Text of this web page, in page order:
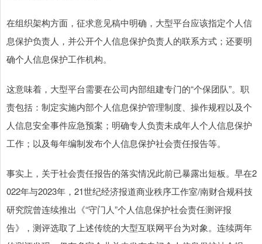
在组织架构方面，征求意见稿中明确，大型平台应该指定个人信
息保护负责人，并公开个人信息保护负责人的联系方式；还要明
确个人信息保护工作机构。
这意味着，大型平台需要在公司内部组建专门的“个保团队”。职
责包括：制定实施内部个人信息保护管理制度、操作规程以及个
人信息安全事件应急预案；明确专人负责未成年人个人信息保护
工作；以及每年编制发布个人信息保护社会责任报告等。
事实上，关于社会责任报告的落实情况此前已暴露出短板。早在2
022年与2023年，21世纪经济报道商业秩序工作室/南财合规科技
研究院曾连续推出《“守门人”个人信息保护社会责任测评报
告》，测评选取了上述传统的大型互联网平台为对象。连续两年